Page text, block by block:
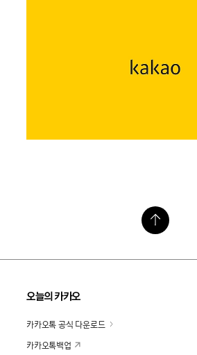
오늘의 카카오
카카오톡 공식 다운로드
카카오톡백업